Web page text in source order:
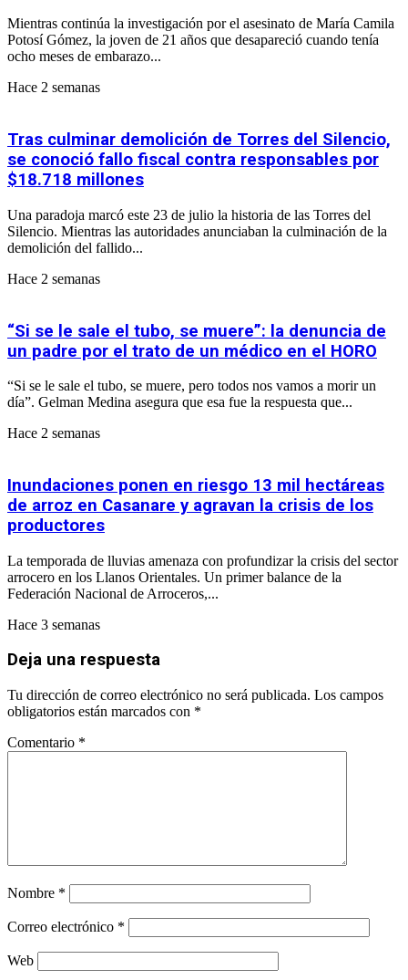
Mientras continúa la investigación por el asesinato de María Camila
Potosí Gómez, la joven de 21 años que desapareció cuando tenía
ocho meses de embarazo...
Hace 2 semanas
Tras culminar demolición de Torres del Silencio,
se conoció fallo fiscal contra responsables por
$18.718 millones
Una paradoja marcó este 23 de julio la historia de las Torres del
Silencio. Mientras las autoridades anunciaban la culminación de la
demolición del fallido...
Hace 2 semanas
“Si se le sale el tubo, se muere”: la denuncia de
un padre por el trato de un médico en el HORO
“Si se le sale el tubo, se muere, pero todos nos vamos a morir un
día”. Gelman Medina asegura que esa fue la respuesta que...
Hace 2 semanas
Inundaciones ponen en riesgo 13 mil hectáreas
de arroz en Casanare y agravan la crisis de los
productores
La temporada de lluvias amenaza con profundizar la crisis del sector
arrocero en los Llanos Orientales. Un primer balance de la
Federación Nacional de Arroceros,...
Hace 3 semanas
Deja una respuesta
Tu dirección de correo electrónico no será publicada. Los campos
obligatorios están marcados con *
Comentario *
Nombre *
Correo electrónico *
Web